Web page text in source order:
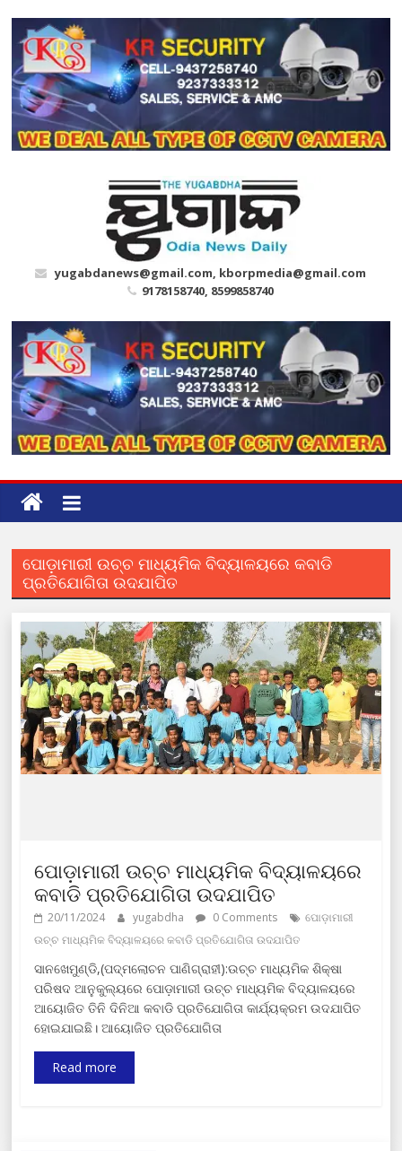
content
yugabdanews@gmail.com, kborpmedia@gmail.com
9178158740, 8599858740
ପୋଡ଼ାମାରୀ ଉଚ୍ଚ ମାଧ୍ୟମିକ ବିଦ୍ୟାଳୟରେ କବାଡି
ପ୍ରତିଯୋଗିତା ଉଦଯାପିତ
ପୋଡ଼ାମାରୀ ଉଚ୍ଚ ମାଧ୍ୟମିକ ବିଦ୍ୟାଳୟରେ
କବାଡି ପ୍ରତିଯୋଗିତା ଉଦଯାପିତ
20/11/2024 yugabdha 0 Comments
ପୋଡ଼ାମାରୀ
ଉଚ୍ଚ ମାଧ୍ୟମିକ ବିଦ୍ୟାଳୟରେ କବାଡି ପ୍ରତିଯୋଗିତା ଉଦଯାପିତ
ସାନଖେମୁଣ୍ଡି,(ପଦ୍ମଲୋଚନ ପାଣିଗ୍ରାହୀ):ଉଚ୍ଚ ମାଧ୍ୟମିକ ଶିକ୍ଷା
ପରିଷଦ ଆନୁକୁଲ୍ୟରେ ପୋଡ଼ାମାରୀ ଉଚ୍ଚ ମାଧ୍ୟମିକ ବିଦ୍ୟାଳୟରେ
ଆୟୋଜିତ ତିନି ଦିନିଆ କବାଡି ପ୍ରତିଯୋଗିତା କାର୍ଯ୍ୟକ୍ରମ ଉଦଯାପିତ
ହୋଇଯାଇଛି। ଆୟୋଜିତ ପ୍ରତିଯୋଗିତା
Read more